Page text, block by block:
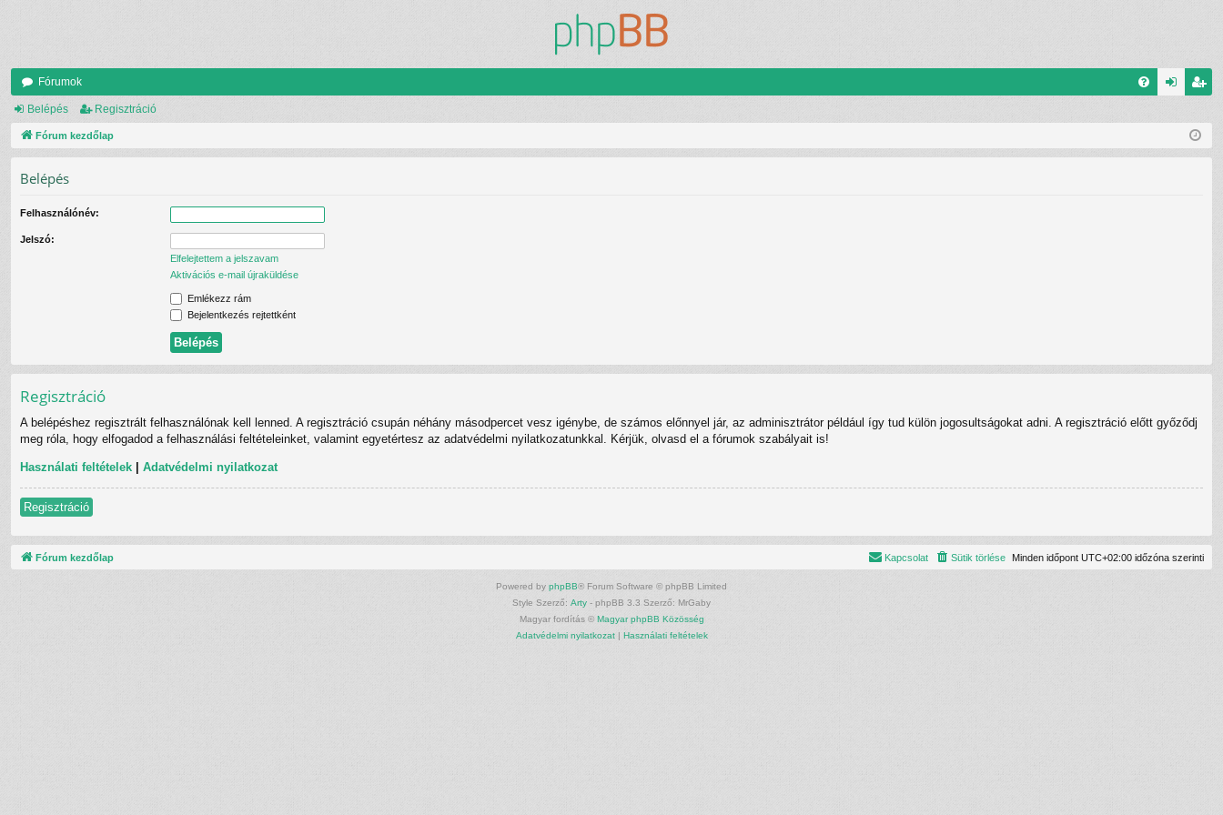
Fórumok
is
Belépés Regisztráció
Fórum kezdőlap
Belépés
Felhasználónév:
Jelszó:
Elfelejtettem a jelszavam
Aktivációs e-mail újraküldése
Emlékezz rám
Bejelentkezés rejtettként
Regisztráció
A belépéshez regisztrált felhasználónak kell lenned. A regisztráció csupán néhány másodpercet vesz igénybe, de számos előnnyel jár, az adminisztrátor például így tud külön jogosultságokat adni. A regisztráció előtt győződj
meg róla, hogy elfogadod a felhasználási feltételeinket, valamint egyetértesz az adatvédelmi nyilatkozatunkkal. Kérjük, olvasd el a fórumok szabályait is!
Használati feltételek | Adatvédelmi nyilatkozat
Regisztráció
Fórum kezdőlap Minden időpont UTC+02:00 időzóna szerinti
Sütik törlése
Kapcsolat
Powered by phpBB® Forum Software © phpBB Limited
Style Szerző: Arty - phpBB 3.3 Szerző: MrGaby
Magyar fordítás © Magyar phpBB Közösség
Adatvédelmi nyilatkozat| Használati feltételek